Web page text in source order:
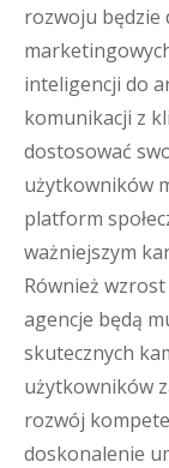
rozwoju będzie
inteligencji do
komunikacji z
dostosować
użytkowników
platform
ważniejszym
Również
agencje będą
skutecznych
użytkowników
rozwój
doskonalenie